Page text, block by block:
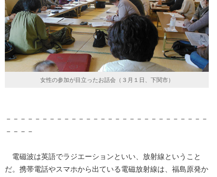
女性の参加が目立ったお話会（３月１日、下関市）
－－－－－－－－－－－－－－－－－－－－－－－－－－－－
－－－－
電磁波は英語でラジエーションといい、放射線ということ
だ。携帯電話やスマホから出ている電磁放射線は、福島原発か